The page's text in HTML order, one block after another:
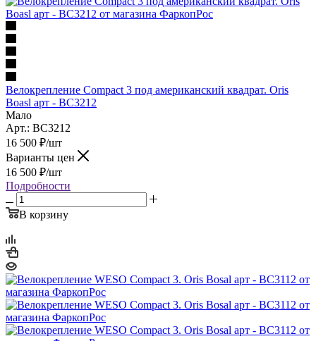
Велокрепление Compact 3 под американский квадрат. Oris
Boasl арт - BC3212
Мало
Арт.: BC3212
16 500 ₽/шт
Варианты цен
16 500 ₽/шт
Подробности
В корзину